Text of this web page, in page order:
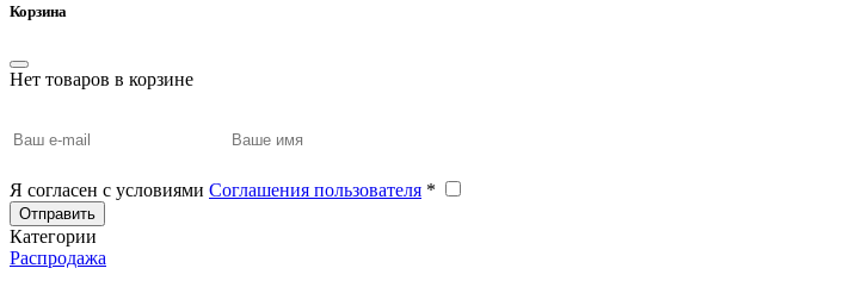
Корзина
Нет товаров в корзине
Я согласен с условиями Соглашения пользователя *
Отправить
Категории
Распродажа